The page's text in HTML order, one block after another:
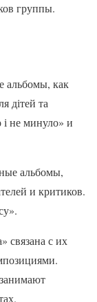
группы.
альбомы, как
дітей та
не минуло» и
альбомы,
и критиков.
связана с их